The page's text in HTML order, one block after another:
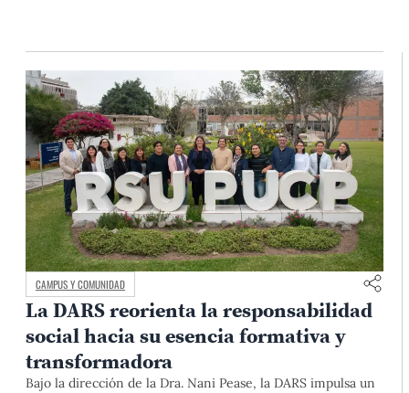
CAMPUS Y COMUNIDAD
La DARS reorienta la responsabilidad
social hacia su esencia formativa y
transformadora
Bajo la dirección de la Dra. Nani Pease, la DARS impulsa un